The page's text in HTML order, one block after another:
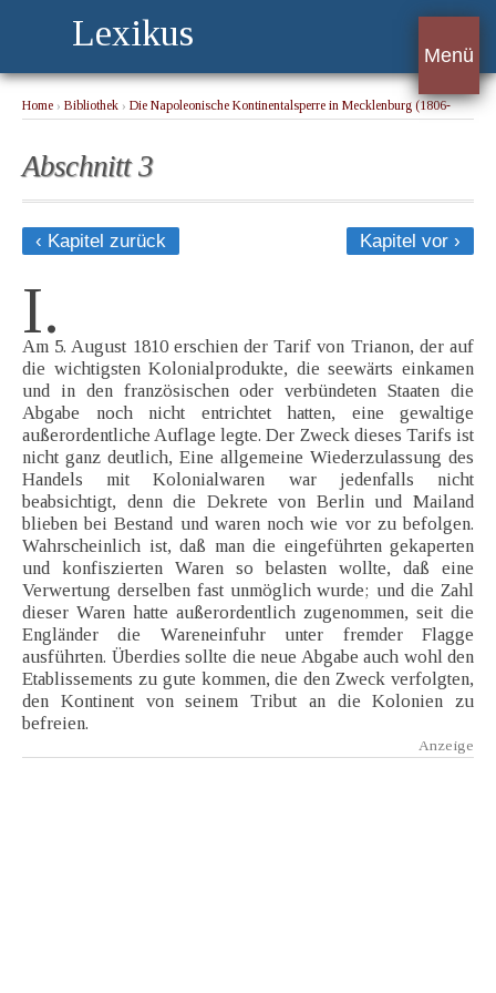
Lexikus
Menü
Home › Bibliothek › Die Napoleonische Kontinentalsperre in Mecklenburg (1806-
Abschnitt 3
‹ Kapitel zurück Kapitel vor ›
I.
Am 5. August 1810 erschien der Tarif von Trianon, der auf
die wichtigsten Kolonialprodukte, die seewärts einkamen
und in den französischen oder verbündeten Staaten die
Abgabe noch nicht entrichtet hatten, eine gewaltige
außerordentliche Auflage legte. Der Zweck dieses Tarifs ist
nicht ganz deutlich, Eine allgemeine Wiederzulassung des
Handels mit Kolonialwaren war jedenfalls nicht
beabsichtigt, denn die Dekrete von Berlin und Mailand
blieben bei Bestand und waren noch wie vor zu befolgen.
Wahrscheinlich ist, daß man die eingeführten gekaperten
und konfiszierten Waren so belasten wollte, daß eine
Verwertung derselben fast unmöglich wurde; und die Zahl
dieser Waren hatte außerordentlich zugenommen, seit die
Engländer die Wareneinfuhr unter fremder Flagge
ausführten. Überdies sollte die neue Abgabe auch wohl den
Etablissements zu gute kommen, die den Zweck verfolgten,
den Kontinent von seinem Tribut an die Kolonien zu
befreien.